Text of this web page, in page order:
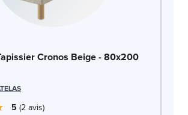
Cronos Beige - 80x200
5 2 avis